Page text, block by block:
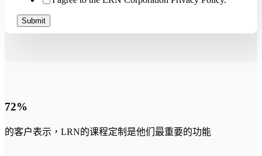
72%
的客户表示，LRN的课程定制是他们最重要的功能